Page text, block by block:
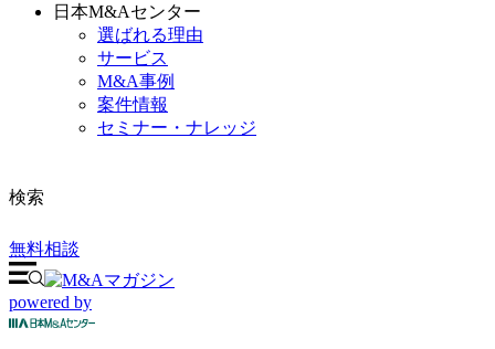
日本M&Aセンター
選ばれる理由
サービス
M&A事例
案件情報
セミナー・ナレッジ
検索
無料相談
powered by